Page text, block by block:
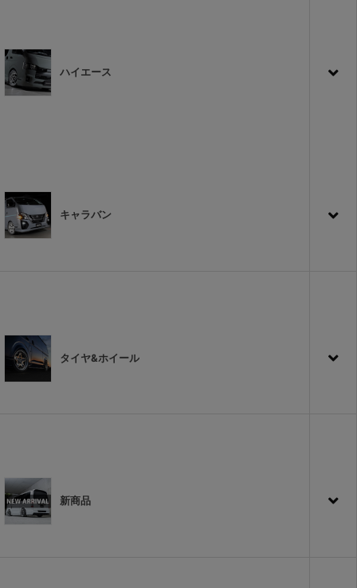
ハイエース
キャラバン
タイヤ&ホイール
新商品